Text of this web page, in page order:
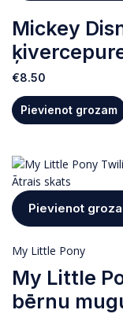
Mickey
€8.50
Pievienot grozam
Ātrais skats
Pievienot
My Little Pony
My Little
bērnu